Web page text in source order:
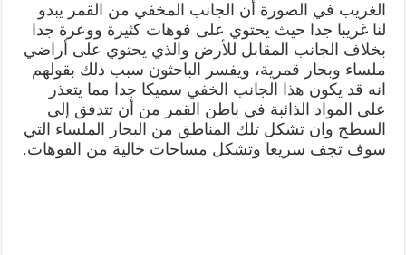
الغريب في الصورة أن الجانب المخفي من القمر يبدو
لنا غريبا جدا حيث يحتوي على فوهات كثيرة ووعرة جدا
بخلاف الجانب المقابل للأرض والذي يحتوي على أراضي
ملساء وبحار قمرية، ويفسر الباحثون سبب ذلك بقولهم
انه قد يكون هذا الجانب الخفي سميكا جدا مما يتعذر
على المواد الذائبة في باطن القمر من أن تتدفق إلى
السطح وان تشكل تلك المناطق من البحار الملساء التي
سوف تجف سريعا وتشكل مساحات خالية من الفوهات.